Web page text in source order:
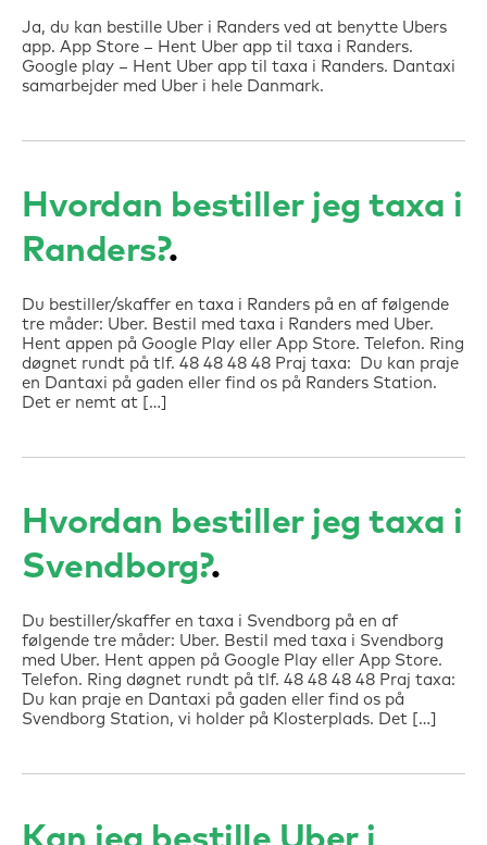
Ja, du kan bestille Uber i Randers ved at benytte Ubers
app. App Store – Hent Uber app til taxa i Randers.
Google play – Hent Uber app til taxa i Randers. Dantaxi
samarbejder med Uber i hele Danmark.
Hvordan bestiller jeg taxa i
Randers?
Du bestiller/skaffer en taxa i Randers på en af følgende
tre måder: Uber. Bestil med taxa i Randers med Uber.
Hent appen på Google Play eller App Store. Telefon. Ring
døgnet rundt på tlf. 48 48 48 48 Praj taxa: Du kan praje
en Dantaxi på gaden eller find os på Randers Station.
Det er nemt at […]
Hvordan bestiller jeg taxa i
Svendborg?
Du bestiller/skaffer en taxa i Svendborg på en af
følgende tre måder: Uber. Bestil med taxa i Svendborg
med Uber. Hent appen på Google Play eller App Store.
Telefon. Ring døgnet rundt på tlf. 48 48 48 48 Praj taxa:
Du kan praje en Dantaxi på gaden eller find os på
Svendborg Station, vi holder på Klosterplads. Det […]